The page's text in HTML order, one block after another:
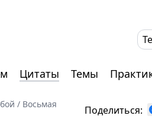
Цитаты Темы
/ Восьмая
Поделиться: